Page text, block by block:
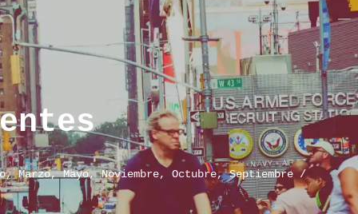
,Marzo,Mayo,Noviembre, Octubre,Septiembre